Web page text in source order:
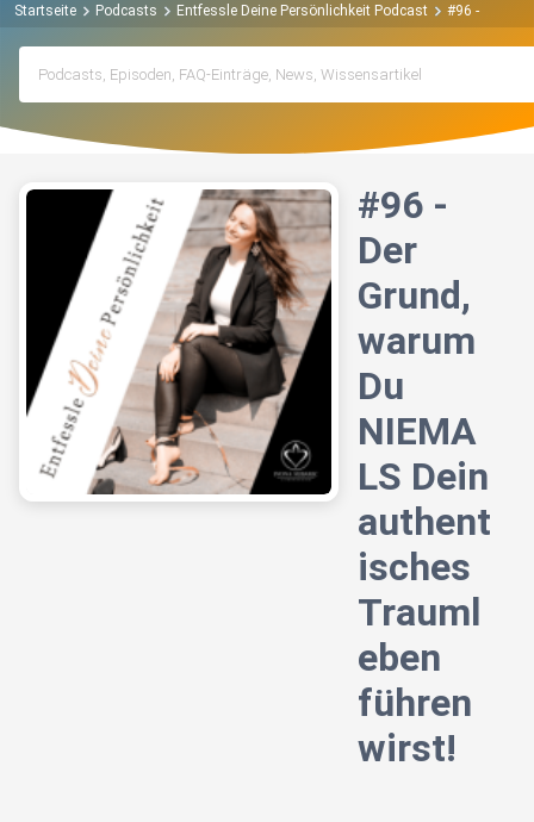
Startseite Podcasts Entfessle Deine Persönlichkeit Podcast #96 - Der
#96 -
Der
Grund,
warum
Du
NIEMA
LS Dein
authent
isches
Trauml
eben
führen
wirst!️